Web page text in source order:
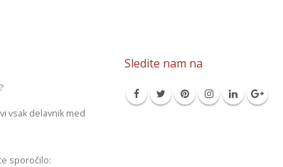
vsak delavnik med
sporočilo:
Sledite nam na